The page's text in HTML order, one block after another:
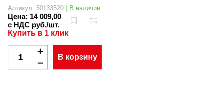
Артикул: 50133520 | В наличии
Цена: 14 009,00
с НДС руб./шт.
Купить в 1 клик
В корзину